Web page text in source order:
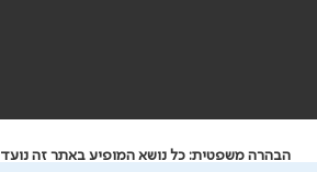
הבהרה משפטית: כל נושא המופיע באתר זה נועד